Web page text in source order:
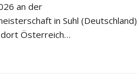
an der
in Suhl (Deutschland)
Österreich…